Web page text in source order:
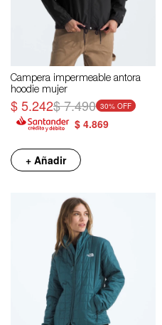
Campera impermeable antora
hoodie mujer
$5.242$7.490 30
$ 4.869
+ Añadir